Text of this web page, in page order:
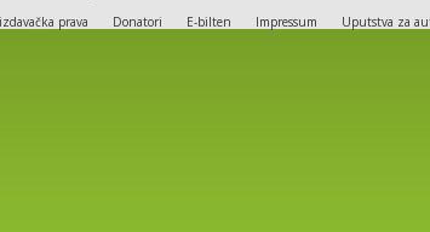
prava Donatori E-bilten Impressum Uputstva za